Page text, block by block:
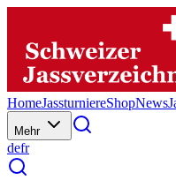
HomeJassturniereShopNews
Mehr
defr